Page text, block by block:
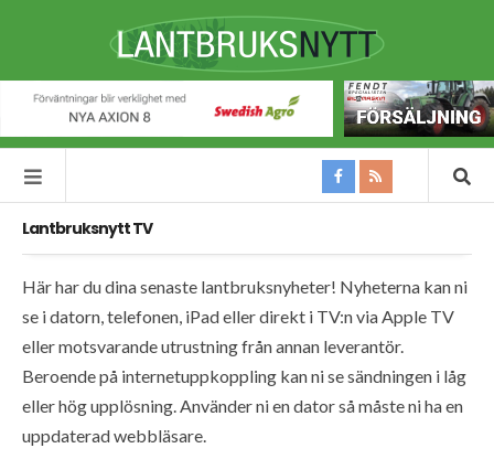
Lantbruksnytt TV
Här har du dina senaste lantbruksnyheter! Nyheterna kan ni
se i datorn, telefonen, iPad eller direkt i TV:n via Apple TV
eller motsvarande utrustning från annan leverantör.
Beroende på internetuppkoppling kan ni se sändningen i låg
eller hög upplösning. Använder ni en dator så måste ni ha en
uppdaterad webbläsare.